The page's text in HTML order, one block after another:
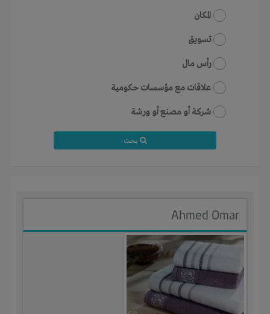
المكان
تسويق
رأس مال
علاقات مع مؤسسات حكومية
شركة أو مصنع أو ورشة
Ahmed Omar